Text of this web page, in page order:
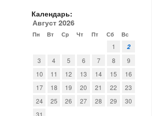
Календарь:
Август 2026
Пн Вт Ср Чт Пт Сб Вс
1
2
3
4 5 6 7 8
9
10
11 12 13 14 15
16
17
18 19 20 21 22
23
24
25 26 27 28 29
30
31